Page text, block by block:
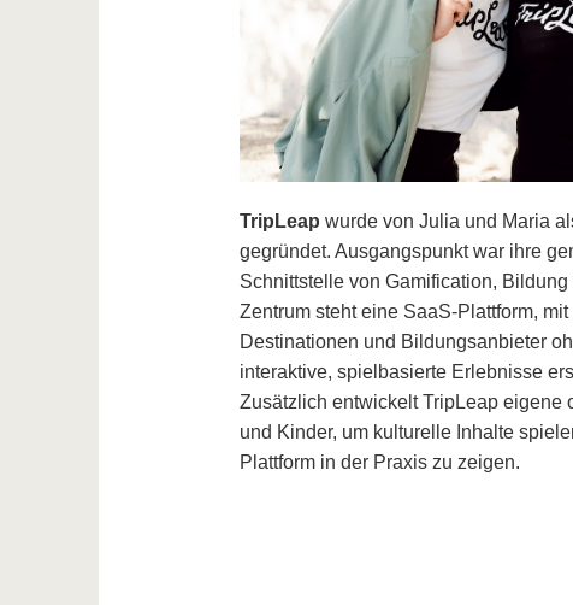
TripLeap wurde von Julia und Maria
gegründet. Ausgangspunkt war ihre
Schnittstelle von Gamification,
Zentrum steht eine SaaS-Plattform,
Destinationen und Bildungsanbieter
interaktive, spielbasierte Erlebnisse
Zusätzlich entwickelt TripLeap eigene
und Kinder, um kulturelle Inhalte
Plattform in der Praxis zu zeigen.